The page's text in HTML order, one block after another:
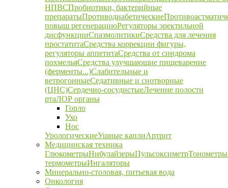
НПВСПробиотики, бактерийные
препаратыПротиводиабетические
повыш регенерациюРегуляторы эректильной
дисфункцииСпазмолитикиСредства для лечения
простатитаСредства коррекции фигуры,
регуляторы аппетитаСредства от синдрома
похмельяСредства улучшающие пищеварение
(ферменты...)Слабительные и
ветрогонныеСедативные и снотворные
(ЦНС)Сердечно-сосудистыеЛечение полости
ртаЛОР органы
Горло
Ухо
Нос
УрологическиеУшные каплиАртрит
Медицинская техника
ГлюкометрыНибулайзерыПульсоксиметрТонометры
термометрыИнгаляторы
Минерально-столовая, питьевая вода
Онкология